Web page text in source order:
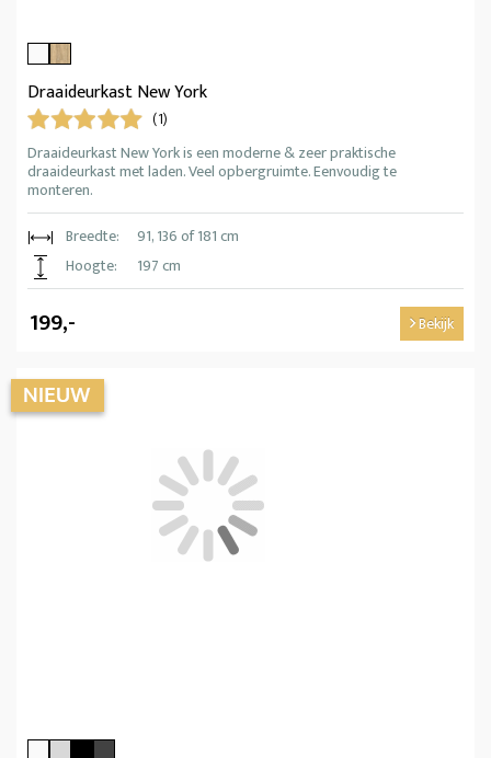
Draaideurkast New York
(1)
Draaideurkast New York is een moderne & zeer praktische
draaideurkast met laden. Veel opbergruimte. Eenvoudig te
monteren.
Breedte:
91, 136 of 181 cm
Hoogte:
197 cm
199,- Bekijk